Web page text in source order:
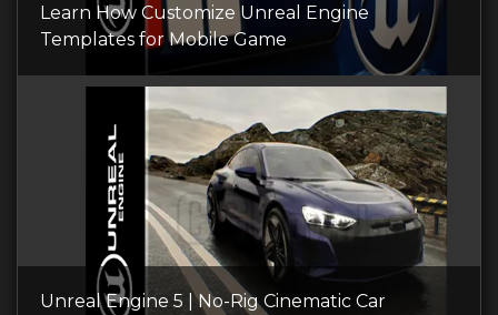
Learn How Customize Unreal Engine
Templates for Mobile Game
Unreal Engine 5 | No-Rig Cinematic Car